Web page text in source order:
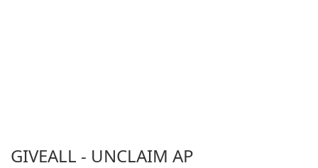
GIVEALL - UNCLAIM AP